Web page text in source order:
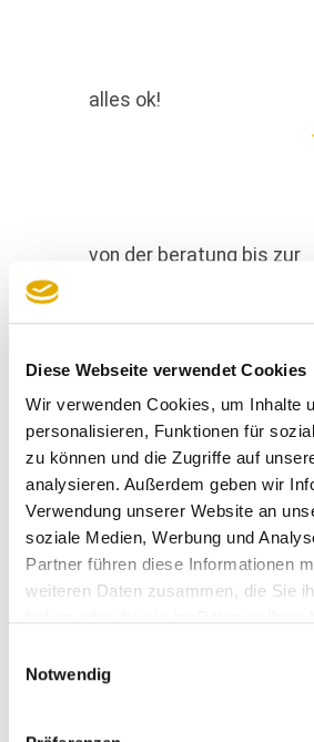
Diese Webseite verwendet Cookies
Wir verwenden Cookies, um Inhalte
personalisieren, Funktionen für
zu können und die Zugriffe auf
analysieren. Außerdem geben wir
Verwendung unserer Website an
soziale Medien, Werbung und
Partner führen diese Informationen
weiteren Daten zusammen, die Sie
Notwendig
alles ok!
von der beratung bis zur
empfehlen. vielen dank,
besonders hat mir die
professionalität bei der
die umsetzung gefallen.
schüle als auch die
welche die küche
und handwerklich